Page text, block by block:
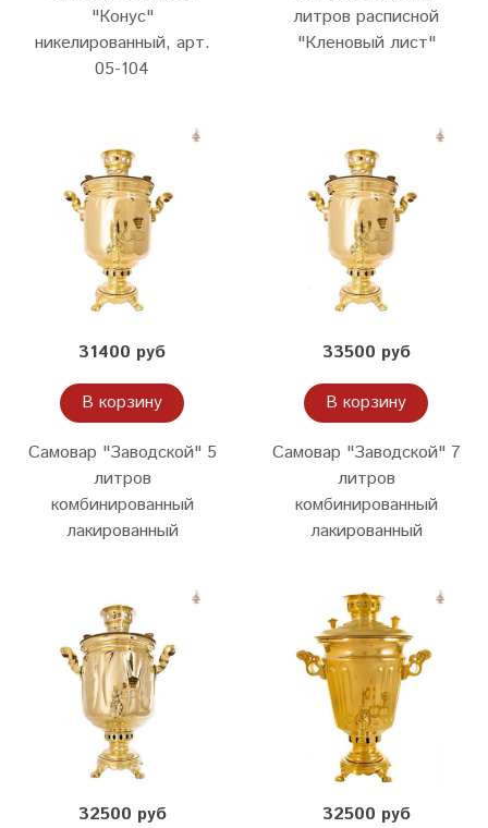
"Конус"
никелированный, арт.
05-104
литров расписной
"Кленовый лист"
31400 руб
В корзину
Самовар "Заводской" 5
литров
комбинированный
лакированный
33500 руб
В корзину
Самовар "Заводской" 7
литров
комбинированный
лакированный
32500 руб
32500 руб